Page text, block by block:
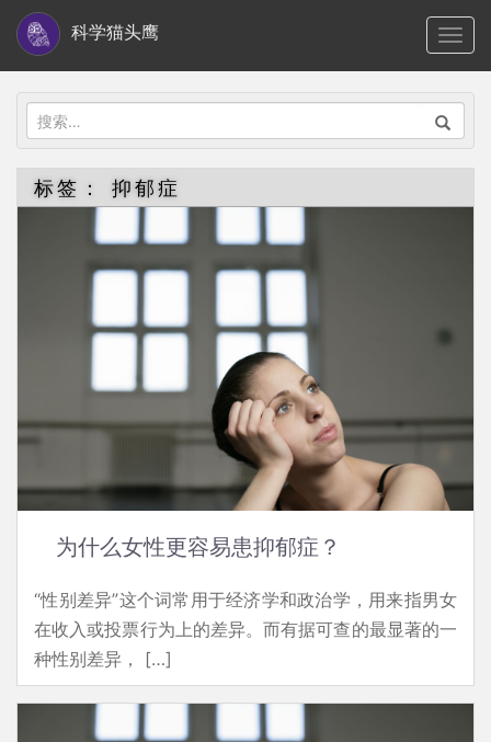
i
科学猫头鹰
搜
索：
标签： 抑郁症
为什么女性更容易患抑郁症？
“性别差异”这个词常用于经济学和政治学，用来指男女
在收入或投票行为上的差异。而有据可查的最显著的一
种性别差异， […]